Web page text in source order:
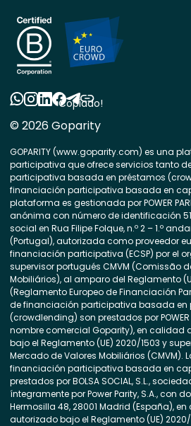
© 2026 Goparity
GOPARITY (www.goparity.com) es una
participativa que ofrece servicios tanto
participativa basada en préstamos
financiación participativa basada en
plataforma es gestionada por POWER
anónima con número de identificación
social en Rua Filipe Folque, n.º 2 – 1.º
(Portugal), autorizada como proveedor
financiación participativa (ECSP) por el
supervisor portugués CMVM (Comissão
Mobiliários), al amparo del Reglamento
(Reglamento Europeo de Financiación
de financiación participativa basada en
(crowdlending) son prestados por POWER
nombre comercial Goparity), en calidad
bajo el Reglamento (UE) 2020/1503 y
Mercado de Valores Mobiliários (CMVM).
financiación participativa basada en
prestados por BOLSA SOCIAL, S.L.,
íntegramente por Power Parity, S.A., con
Hermosilla 48, 28001 Madrid (España),
autorizado bajo el Reglamento (UE)
Copiado!